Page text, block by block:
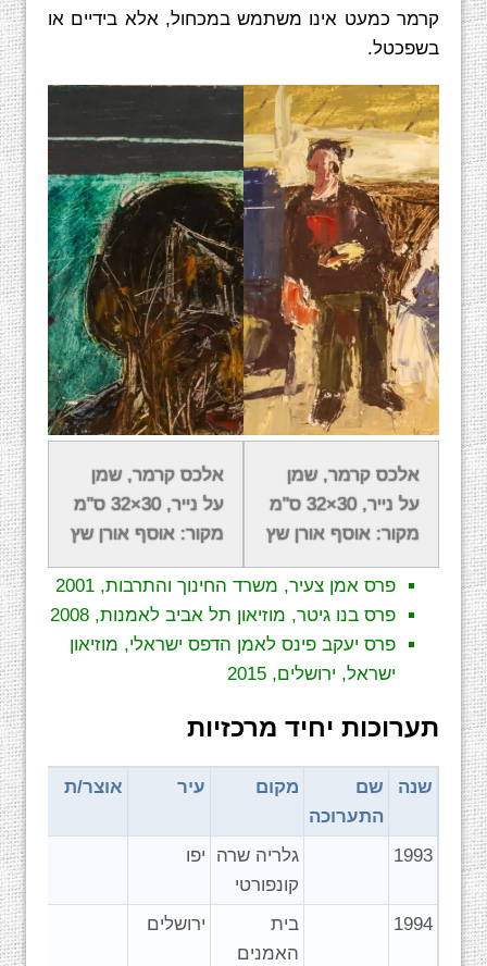
קרמר כמעט אינו משתמש במכחול, אלא בידיים או
בשפכטל.
אלכס קרמר, שמן
על נייר, 30×32 ס"מ
מקור: אוסף אורן שץ
אלכס קרמר, שמן
על נייר, 30×32 ס"מ
מקור: אוסף אורן שץ
פרסים מרכזיים
פרס הרמן שטרוק, אגודת האמנים של חיפה
פרס אמן צעיר, משרד החינוך והתרבות, 2001
פרס בנו גיטר, מוזיאון תל אביב לאמנות, 2008
פרס יעקב פינס לאמן הדפס ישראלי, מוזיאון
ישראל, ירושלים, 2015
תערוכות יחיד מרכזיות
שנה
שם
התערוכה
מקום עיר אוצר/ת
1993
גלריה שרה
קונפורטי
יפו
1994
בית
האמנים
ירושלים